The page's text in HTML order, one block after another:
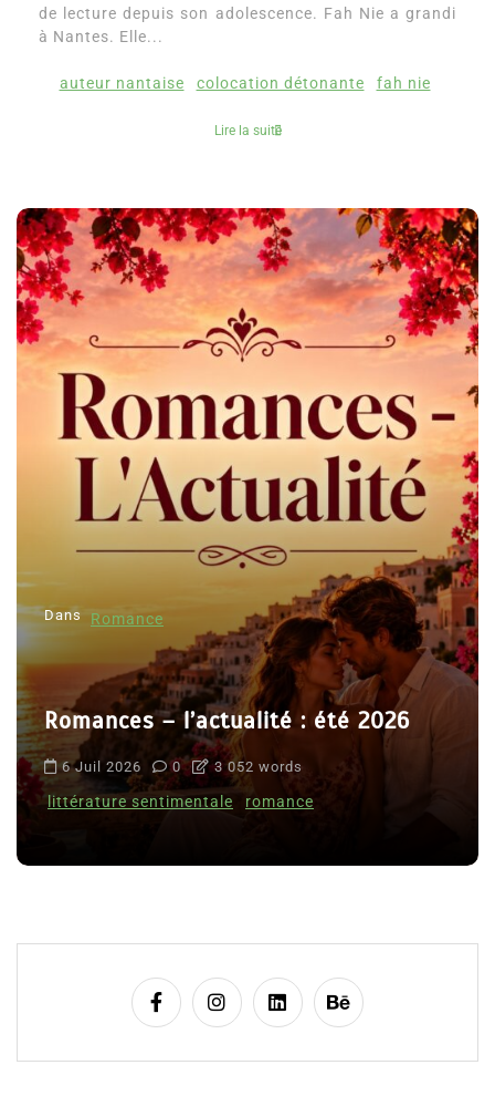
de lecture depuis son adolescence. Fah Nie a grandi
à Nantes. Elle...
auteur nantaise colocation détonante fah nie
Lire la suite
Dans Romance
Romances – l’actualité : été 2026
6 Juil 2026 0 3 052 words
littérature sentimentale romance